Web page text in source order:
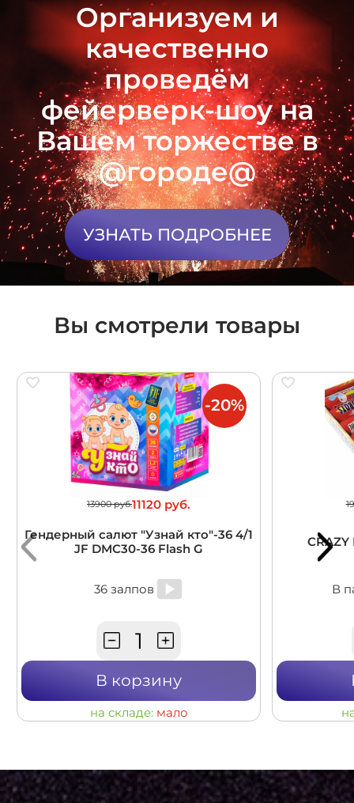
Организуем и
качественно
проведём
фейерверк-шоу на
Вашем торжестве в
@городе@
УЗНАТЬ ПОДРОБНЕЕ
Вы смотрели товары
13900 руб.11120 руб.
Гендерный салют "Узнай кто"-36 4/1
JF DMC30-36 Flash G
36 залпов
В корзину
на складе: мало
-20%
CRAZY
В